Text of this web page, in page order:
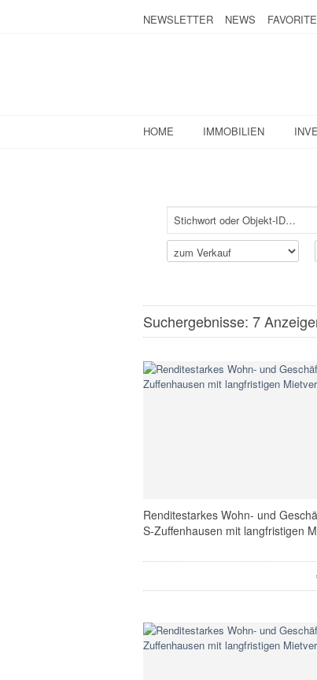
NEWSLETTER NEWS
HOME IMMOBILIEN
Suchergebnisse: 7
Renditestarkes Wohn- und
S-Zuffenhausen mit langfristigen